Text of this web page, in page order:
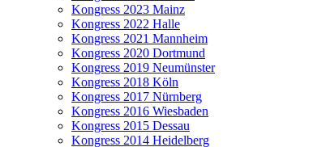
Kongress 2023 Mainz
Kongress 2022 Halle
Kongress 2021 Mannheim
Kongress 2020 Dortmund
Kongress 2019 Neumünster
Kongress 2018 Köln
Kongress 2017 Nürnberg
Kongress 2016 Wiesbaden
Kongress 2015 Dessau
Kongress 2014 Heidelberg